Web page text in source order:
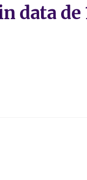
data de